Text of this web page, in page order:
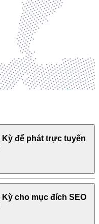
để phát trực tuyến
cho mục đích SEO